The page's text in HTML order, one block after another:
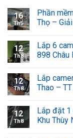
16
Th5
Phần
Thọ –
12
Th8
Lắp 6
898 Châu
12
Th8
Lắp
Thao –
12
Th8
Lắp đặt
Khu Thùy